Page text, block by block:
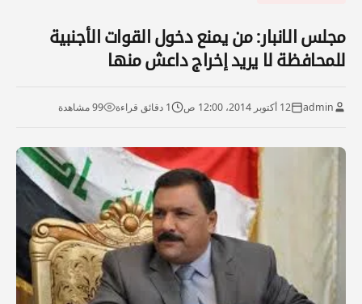
مجلس الانبار: من يمنع دخول القوات الأجنبية
للمحافظة لا يريد إخراج داعش منها
admin 12 أكتوبر 2014، 12:00 ص 1 دقائق قراءة 99 مشاهدة